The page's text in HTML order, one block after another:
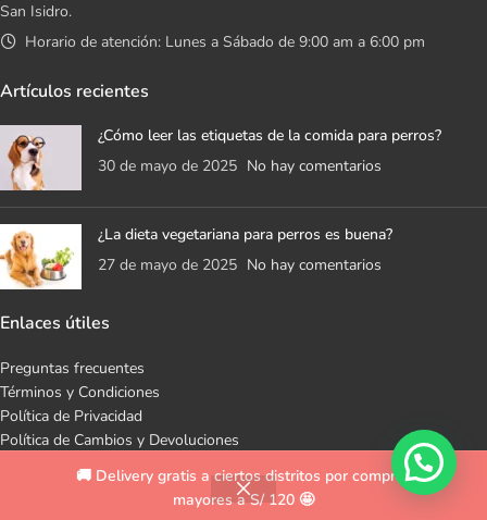
🚚 Delivery gratis a ciertos distritos por compras
mayores a S/ 120 🤩
San Isidro.
Horario de atención: Lunes a Sábado de 9:00 am a 6:00 pm
Artículos recientes
¿Cómo leer las etiquetas de la comida para perros?
30 de mayo de 2025 No hay comentarios
¿La dieta vegetariana para perros es buena?
27 de mayo de 2025 No hay comentarios
Enlaces útiles
Preguntas frecuentes
Términos y Condiciones
Política de Privacidad
Política de Cambios y Devoluciones
Libro de Reclamaciones